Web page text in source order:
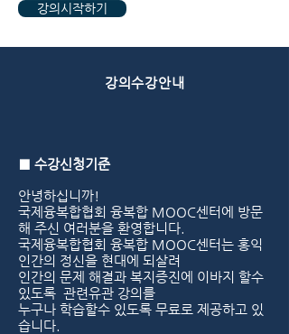
강의시작하기
강의수강안내
■ 수강신청기준
안녕하십니까!
국제융복합협회 융복합 MOOC센터에 방문
해 주신 여러분을 환영합니다.
국제융복합협회 융복합 MOOC센터는 홍익
인간의 정신을 현대에 되살려
인간의 문제 해결과 복지증진에 이바지 할수
있도록 관련유관 강의를
누구나 학습할수 있도록 무료로 제공하고 있
습니다.